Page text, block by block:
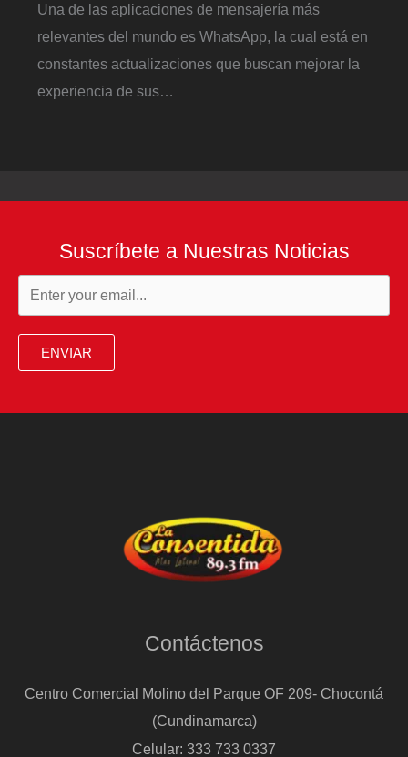
Una de las aplicaciones de mensajería más
relevantes del mundo es WhatsApp, la cual está en
constantes actualizaciones que buscan mejorar la
experiencia de sus…
Suscríbete a Nuestras Noticias
ENVIAR
Contáctenos
Centro Comercial Molino del Parque OF 209- Chocontá
(Cundinamarca)
Celular: 333 733 0337